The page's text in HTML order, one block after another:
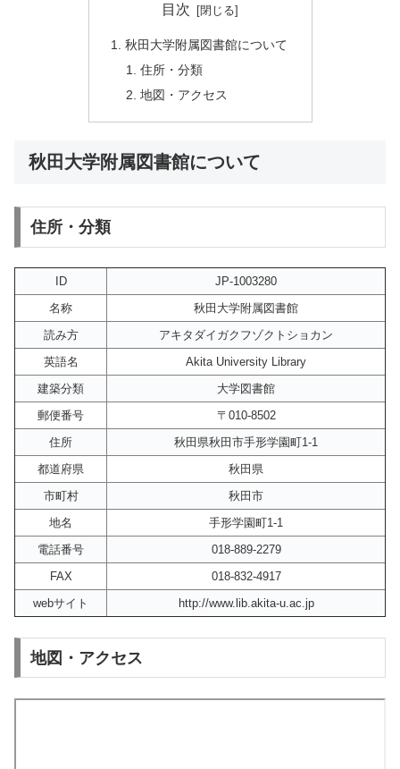
目次
秋田大学附属図書館について
住所・分類
地図・アクセス
秋田大学附属図書館について
住所・分類
ID
JP-1003280
名称
秋田大学附属図書館
読み方
アキタダイガクフゾクトショカン
英語名
Akita University Library
建築分類
大学図書館
郵便番号
〒010-8502
住所
秋田県秋田市手形学園町1-1
都道府県
秋田県
市町村
秋田市
地名
手形学園町1-1
電話番号
018-889-2279
FAX
018-832-4917
webサイト
http://www.lib.akita-u.ac.jp
地図・アクセス